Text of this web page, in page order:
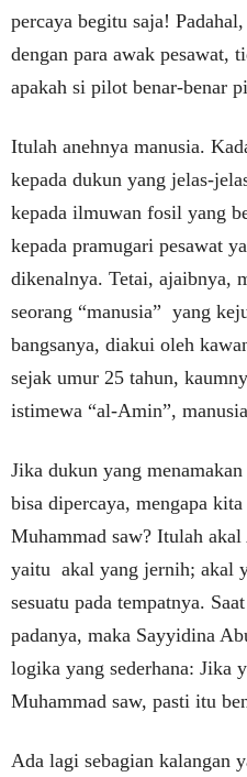
percaya begitu saja!
dengan para awak pesawat,
apakah si pilot benar-benar
Itulah anehnya manusia.
kepada dukun yang jelas-
kepada ilmuwan fosil yang
kepada pramugari pesawat
dikenalnya. Tetai, ajaibnya,
seorang “manusia” yang
bangsanya, diakui oleh
sejak umur 25 tahun,
istimewa “al-Amin”,
Jika dukun yang
bisa dipercaya, mengapa
Muhammad saw? Itulah
yaitu akal yang jernih; akal
sesuatu pada tempatnya.
padanya, maka Sayyidina
logika yang sederhana: Jika
Muhammad saw, pasti itu
Ada lagi sebagian kalangan